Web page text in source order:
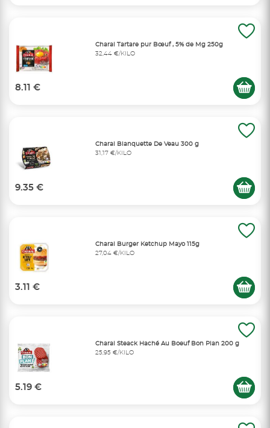
Charal Tartare pur Bœuf , 5% de Mg 250g
32,44 €/KILO
8.11 €
Charal Blanquette De Veau 300 g
31,17 €/KILO
9.35 €
Charal Burger Ketchup Mayo 115g
27,04 €/KILO
3.11 €
Charal Steack Haché Au Boeuf Bon Plan 200 g
25,95 €/KILO
5.19 €